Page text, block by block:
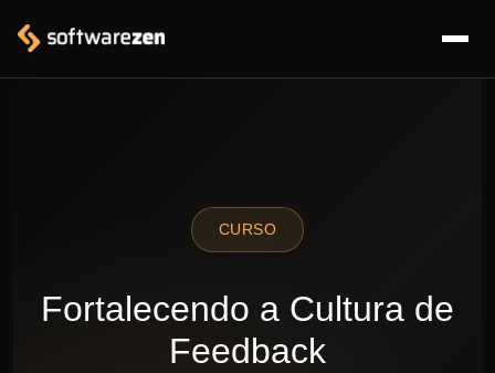
CURSO
Fortalecendo a Cultura de
Feedback